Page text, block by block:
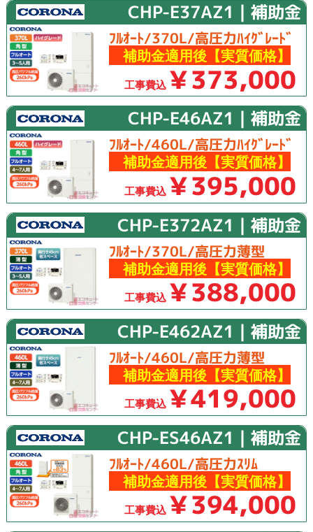
CHP-E37AZ1｜補助金
ﾌﾙｵｰﾄ/370L/高圧力ﾊｲｸﾞﾚｰﾄﾞ
補助金適用後【実質価格】
工事費込 ￥373,000
CHP-E46AZ1｜補助金
ﾌﾙｵｰﾄ/460L/高圧力ﾊｲｸﾞﾚｰﾄﾞ
補助金適用後【実質価格】
工事費込 ￥395,000
CHP-E372AZ1｜補助金
ﾌﾙｵｰﾄ/370L/高圧力薄型
補助金適用後【実質価格】
工事費込 ￥388,000
CHP-E462AZ1｜補助金
ﾌﾙｵｰﾄ/460L/高圧力薄型
補助金適用後【実質価格】
工事費込 ￥419,000
CHP-ES46AZ1｜補助金
ﾌﾙｵｰﾄ/460L/高圧力ｽﾘﾑ
補助金適用後【実質価格】
工事費込 ￥394,000